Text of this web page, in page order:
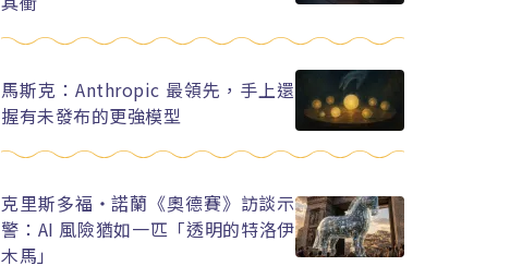
馬斯克：Anthropic 最領先，手上還
握有未發布的更強模型
克里斯多福・諾蘭《奧德賽》訪談示
警：AI 風險猶如一匹「透明的特洛伊
木馬」